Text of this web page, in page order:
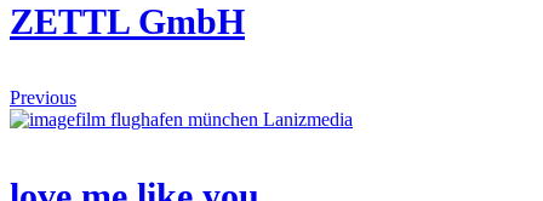
ZETTL GmbH
Previous